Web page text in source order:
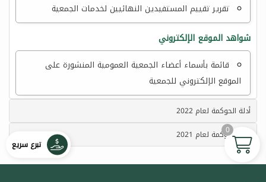
تقرير تقييم المستفيدين النهائيين لخدمات الجمعية
شواهد الموقع الإلكتروني
قائمة بأسماء أعضاء الجمعية العمومية المنشورة على
الموقع الإلكتروني للجمعية
أدلة الحوكمة لعام 2022
أدلة الحوكمة لعام 2021
تبرع سريع
0